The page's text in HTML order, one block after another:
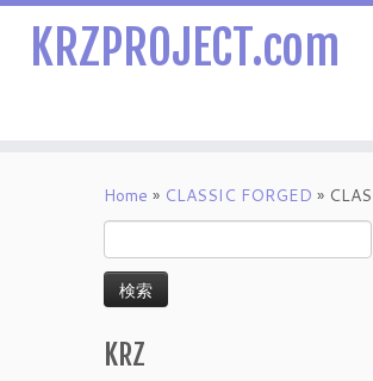
KRZPROJECT.com
Home » CLASSIC FORGED »
索:
KRZ